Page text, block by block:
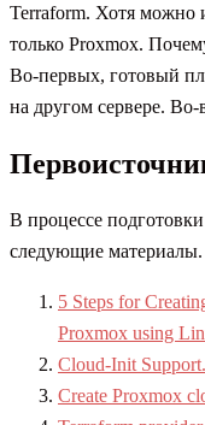
Terraform. Хотя можно
только Proxmox.
Во-первых, готовый
на другом сервере. Во-
В процессе
следующие материалы.
5 Steps for
Proxmox using
Cloud-Init Support.
Create Proxmox